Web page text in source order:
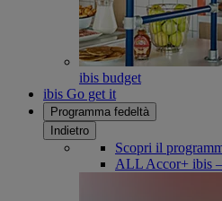
ibis budget
ibis Go get it
Programma fedeltà
Indietro
Scopri il
ALL Accor+ ibis